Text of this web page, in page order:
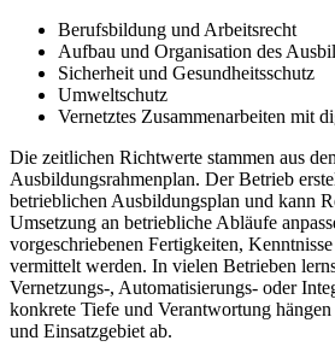
Berufsbildung und Arbeitsrecht
Aufbau und Organisation des
Sicherheit und Gesundheitsschutz
Umweltschutz
Vernetztes Zusammenarbeiten mit
Die zeitlichen Richtwerte stammen aus
Ausbildungsrahmenplan. Der Betrieb
betrieblichen Ausbildungsplan und kann
Umsetzung an betriebliche Abläufe
vorgeschriebenen Fertigkeiten,
vermittelt werden. In vielen Betrieben
Vernetzungs-, Automatisierungs- oder
konkrete Tiefe und Verantwortung
und Einsatzgebiet ab.